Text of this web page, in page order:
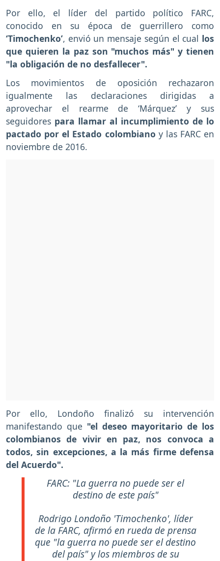
Por ello, el líder del partido político FARC,
conocido en su época de guerrillero como
‘Timochenko’, envió un mensaje según el cual los
que quieren la paz son "muchos más" y tienen
"la obligación de no desfallecer".
Los movimientos de oposición rechazaron
igualmente las declaraciones dirigidas a
aprovechar el rearme de ‘Márquez’ y sus
seguidores para llamar al incumplimiento de lo
pactado por el Estado colombiano y las FARC en
noviembre de 2016.
Por ello, Londoño finalizó su intervención
manifestando que "el deseo mayoritario de los
colombianos de vivir en paz, nos convoca a
todos, sin excepciones, a la más firme defensa
del Acuerdo".
FARC: "La guerra no puede ser el
destino de este país"
Rodrigo Londoño 'Timochenko', líder
de la FARC, afirmó en rueda de prensa
que "la guerra no puede ser el destino
del país" y los miembros de su